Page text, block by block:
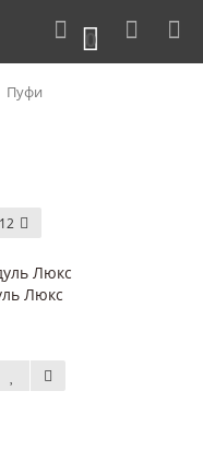
0
Пуфи
12
Люкс